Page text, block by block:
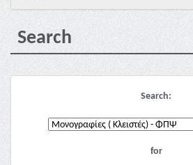
Search
Search:
for